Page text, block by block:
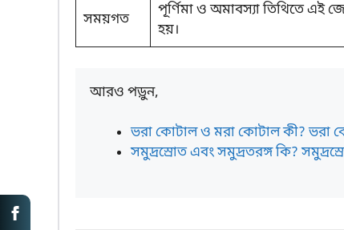
সময়গত
পূর্ণিমা ও অমাবস্যা তিথিতে এই
হয়।
আরও পড়ুন,
ভরা কোটাল ও মরা কোটাল কী? ভরা
সমুদ্রস্রোত এবং সমুদ্রতরঙ্গ কি?